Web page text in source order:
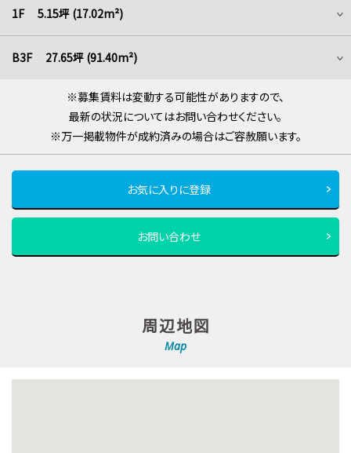
1F 5.15坪 (17.02m²)
B3F 27.65坪 (91.40m²)
※募集賃料は変動する可能性がありますので、
最新の状況についてはお問い合わせください。
※万一掲載物件が成約済みの場合はご容赦願います。
お気に入りに登録
お問い合わせ
周辺地図
Map